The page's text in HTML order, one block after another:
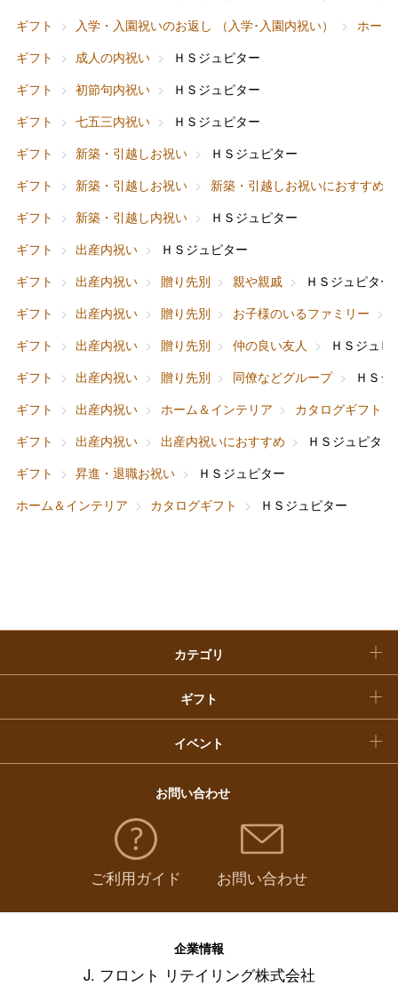
ギフト
入学・入園祝いのお返し （入学･入園内祝い）
ホー
ギフト
成人の内祝い
ＨＳジュピター
ギフト
初節句内祝い
ＨＳジュピター
ギフト
七五三内祝い
ＨＳジュピター
ギフト
新築・引越しお祝い
ＨＳジュピター
ギフト
新築・引越しお祝い
新築・引越しお祝いにおすすめ
ギフト
新築・引越し内祝い
ＨＳジュピター
ギフト
出産内祝い
ＨＳジュピター
ギフト
出産内祝い 贈り先別 親や親戚
ＨＳジュピター
ギフト
出産内祝い 贈り先別 お子様のいるファミリー
ギフト
出産内祝い 贈り先別 仲の良い友人
ＨＳジュピ
ギフト
出産内祝い 贈り先別 同僚などグループ
ＨＳジ
ギフト
出産内祝い ホーム＆インテリア
カタログギフト
ギフト
出産内祝い 出産内祝いにおすすめ
ＨＳジュピター
ギフト
昇進・退職お祝い
ＨＳジュピター
ホーム＆インテリア
カタログギフト ＨＳジュピター
カテゴリ
フード＆スイーツ
ファッション
ホーム＆インテリア
ベビー＆キッズ
ギフト
出産内祝い
結婚内祝い
お香典返し
快気祝い
イベント
バレンタインチョコレート
ホワイトデー
母の日
父の日
お中元
敬老の日
福袋
お問い合わせ
ご利用ガイド お問い合わせ
企業情報
J. フロント リテイリング株式会社